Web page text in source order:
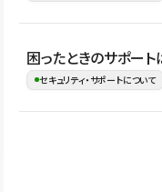
ながらレイアウトに影響
す。
Studioでは、公開サイト
の暗号化、データ保護
はSSL/TLSによる通信
困ったときのサポート
セキュリティ・サポートについて
操作方法や機能につい